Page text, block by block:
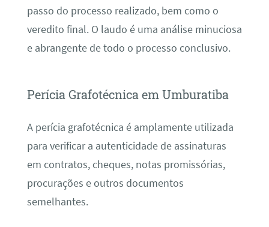
passo do processo realizado, bem como o
veredito final. O laudo é uma análise minuciosa
e abrangente de todo o processo conclusivo.
Perícia Grafotécnica em Umburatiba
A perícia grafotécnica é amplamente utilizada
para verificar a autenticidade de assinaturas
em contratos, cheques, notas promissórias,
procurações e outros documentos
semelhantes.